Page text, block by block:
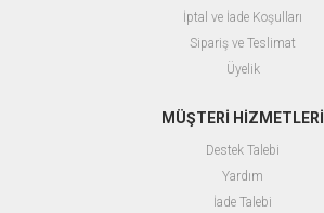
İptal ve İade Koşulları
Sipariş ve Teslimat
Üyelik
MÜŞTERİ HİZMETLERİ
Destek Talebi
Yardım
İade Talebi